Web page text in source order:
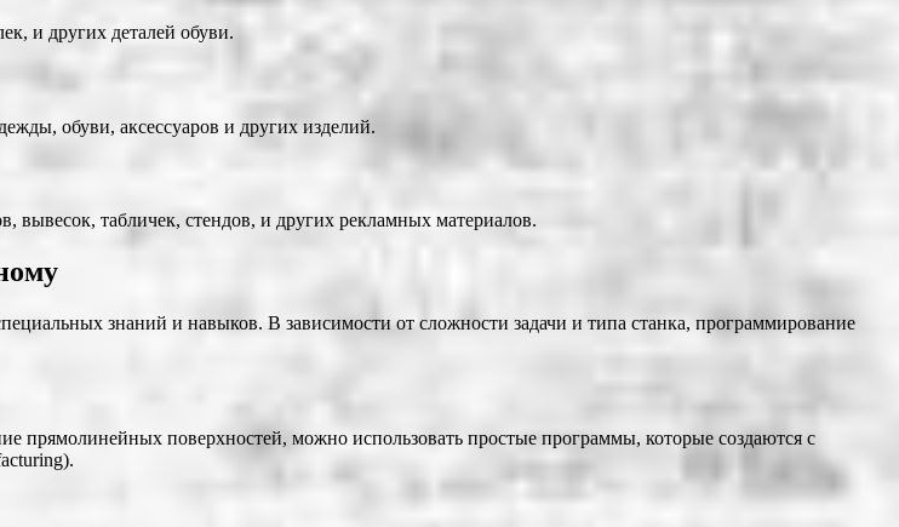
и других деталей обуви.
обуви, аксессуаров и других изделий.
табличек, стендов, и других рекламных материалов.
знаний и навыков. В зависимости от сложности задачи и типа станка, программирование
прямолинейных поверхностей, можно использовать простые программы, которые создаются с